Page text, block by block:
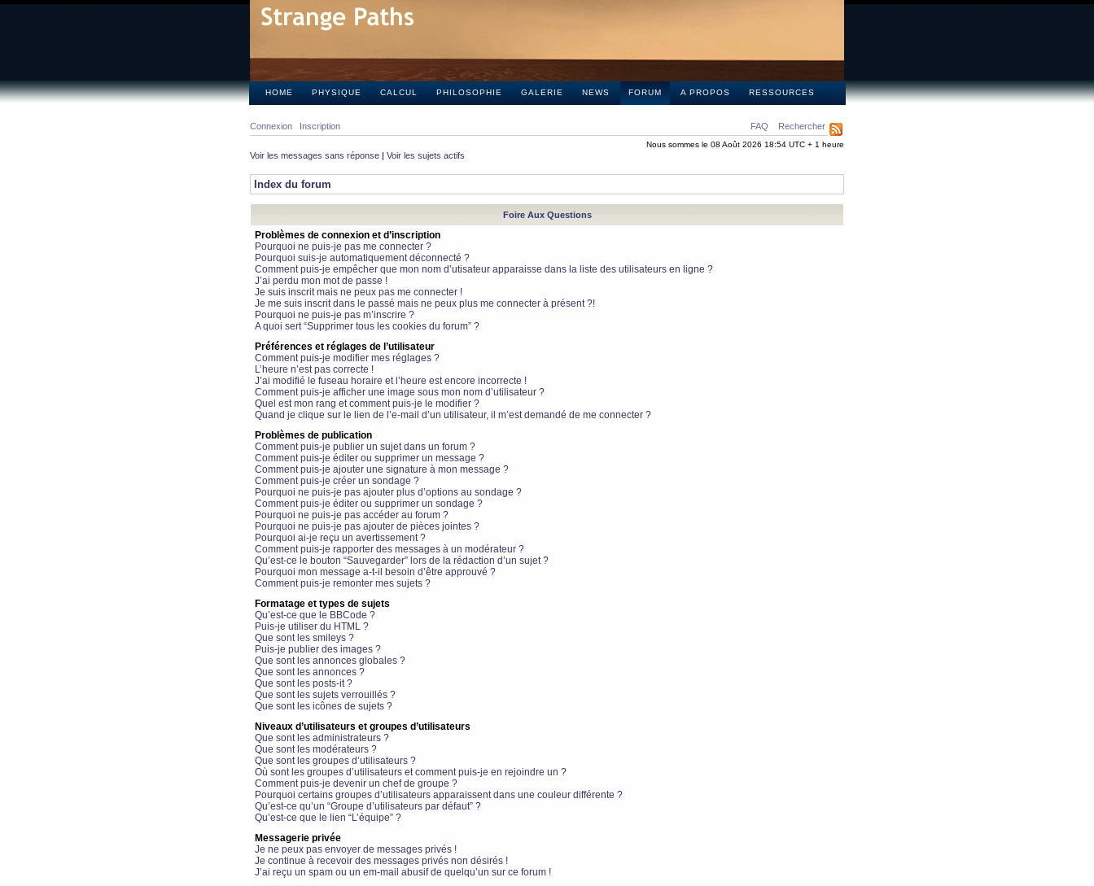
HOME PHYSIQUE CALCUL PHILOSOPHIE GALERIE NEWS FORUM A PROPOS RESSOURCES
FAQ Rechercher
Connexion Inscription
Nous sommes le 08 Août 2026 18:54 UTC + 1 heure
Voir les messages sans réponse | Voir les sujets actifs
Index du forum
Foire Aux Questions
Problèmes de connexion et d’inscription
Pourquoi ne puis-je pas me connecter ?
Pourquoi suis-je automatiquement déconnecté ?
Comment puis-je empêcher que mon nom d’utisateur apparaisse dans la liste des utilisateurs en ligne ?
J’ai perdu mon mot de passe !
Je suis inscrit mais ne peux pas me connecter !
Je me suis inscrit dans le passé mais ne peux plus me connecter à présent ?!
Pourquoi ne puis-je pas m’inscrire ?
A quoi sert “Supprimer tous les cookies du forum” ?
Préférences et réglages de l’utilisateur
Comment puis-je modifier mes réglages ?
L’heure n’est pas correcte !
J’ai modifié le fuseau horaire et l’heure est encore incorrecte !
Comment puis-je afficher une image sous mon nom d’utilisateur ?
Quel est mon rang et comment puis-je le modifier ?
Quand je clique sur le lien de l’e-mail d’un utilisateur, il m’est demandé de me connecter ?
Problèmes de publication
Comment puis-je publier un sujet dans un forum ?
Comment puis-je éditer ou supprimer un message ?
Comment puis-je ajouter une signature à mon message ?
Comment puis-je créer un sondage ?
Pourquoi ne puis-je pas ajouter plus d’options au sondage ?
Comment puis-je éditer ou supprimer un sondage ?
Pourquoi ne puis-je pas accéder au forum ?
Pourquoi ne puis-je pas ajouter de pièces jointes ?
Pourquoi ai-je reçu un avertissement ?
Comment puis-je rapporter des messages à un modérateur ?
Qu’est-ce le bouton “Sauvegarder” lors de la rédaction d’un sujet ?
Pourquoi mon message a-t-il besoin d’être approuvé ?
Comment puis-je remonter mes sujets ?
Formatage et types de sujets
Qu’est-ce que le BBCode ?
Puis-je utiliser du HTML ?
Que sont les smileys ?
Puis-je publier des images ?
Que sont les annonces globales ?
Que sont les annonces ?
Que sont les posts-it ?
Que sont les sujets verrouillés ?
Que sont les icônes de sujets ?
Niveaux d’utilisateurs et groupes d’utilisateurs
Que sont les administrateurs ?
Que sont les modérateurs ?
Que sont les groupes d’utilisateurs ?
Où sont les groupes d’utilisateurs et comment puis-je en rejoindre un ?
Comment puis-je devenir un chef de groupe ?
Pourquoi certains groupes d’utilisateurs apparaissent dans une couleur différente ?
Qu’est-ce qu’un “Groupe d’utilisateurs par défaut” ?
Qu’est-ce que le lien “L’équipe” ?
Messagerie privée
Je ne peux pas envoyer de messages privés !
Je continue à recevoir des messages privés non désirés !
J’ai reçu un spam ou un em-mail abusif de quelqu’un sur ce forum !